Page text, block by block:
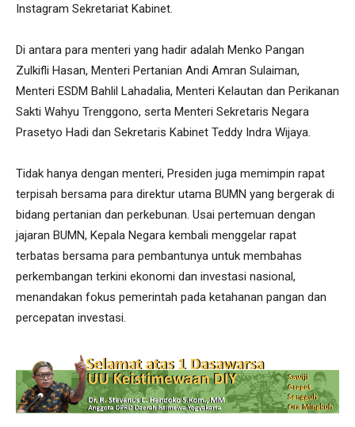
Instagram Sekretariat Kabinet.
Di antara para menteri yang hadir adalah Menko Pangan
Zulkifli Hasan, Menteri Pertanian Andi Amran Sulaiman,
Menteri ESDM Bahlil Lahadalia, Menteri Kelautan dan Perikanan
Sakti Wahyu Trenggono, serta Menteri Sekretaris Negara
Prasetyo Hadi dan Sekretaris Kabinet Teddy Indra Wijaya.
Tidak hanya dengan menteri, Presiden juga memimpin rapat
terpisah bersama para direktur utama BUMN yang bergerak di
bidang pertanian dan perkebunan. Usai pertemuan dengan
jajaran BUMN, Kepala Negara kembali menggelar rapat
terbatas bersama para pembantunya untuk membahas
perkembangan terkini ekonomi dan investasi nasional,
menandakan fokus pemerintah pada ketahanan pangan dan
percepatan investasi.